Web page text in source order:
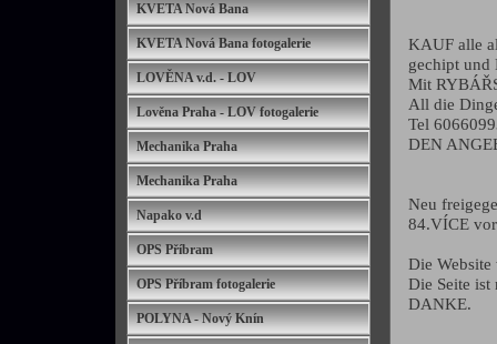
KAUF alle
gechipt und
Mit
All die
Tel
DEN
Neu
84.VÍCE
Die
Die Seite ist
DANKE.
KVETA Nová Bana
KVETA Nová Bana fotogalerie
LOVĚNA v.d. - LOV
Lověna Praha - LOV fotogalerie
Mechanika Praha
Mechanika Praha
Napako v.d
OPS Příbram
OPS Příbram fotogalerie
POLYNA - Nový Knín